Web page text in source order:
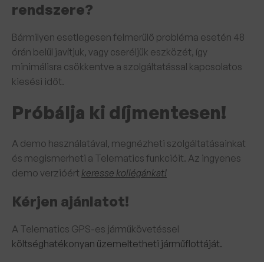
rendszere?
Bármilyen esetlegesen felmerülő probléma esetén 48
órán belül javítjuk, vagy cseréljük eszközét, így
minimálisra csökkentve a szolgáltatással kapcsolatos
kiesési időt.
Próbálja ki díjmentesen!
A demo használatával, megnézheti szolgáltatásainkat
és megismerheti a Telematics funkcióit. Az ingyenes
demo verzióért keresse kollégánkat!
Kérjen ajánlatot!
A Telematics GPS-es járműkövetéssel
költséghatékonyan üzemeltetheti járműflottáját.